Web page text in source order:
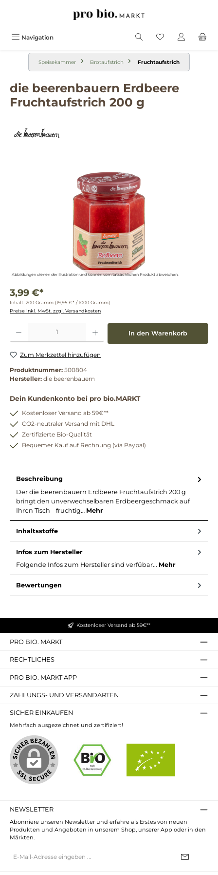
Navigation
Speisekammer Brotaufstrich Fruchtaufstrich
die beerenbauern Erdbeere
Fruchtaufstrich 200 g
Bildergalerie überspringen
Abbildungen dienen der Illustration und können vom tatsächlichen Produkt abweichen.
3,99 €*
Inhalt: 200 Gramm (19,95 €* / 1000 Gramm)
Preise inkl. MwSt. zzgl. Versandkosten
Produkt Anzahl: Gib den gewünschten Wert ein oder benutze die Schaltflächen um
In den Warenkorb
Zum Merkzettel hinzufügen
Produktnummer: 500804
Hersteller: die beerenbauern
Dein Kundenkonto bei pro bio.MARKT
Kostenloser Versand ab 59€**
CO2-neutraler Versand mit DHL
Zertifizierte Bio-Qualität
Bequemer Kauf auf Rechnung (via Paypal)
Beschreibung
Der die beerenbauern Erdbeere Fruchtaufstrich 200 g
bringt den unverwechselbaren Erdbeergeschmack auf
Ihren Tisch – fruchtig… Mehr
Inhaltsstoffe
Infos zum Hersteller
Folgende Infos zum Hersteller sind verfübar... Mehr
Bewertungen
Kostenloser Versand ab 59€**
PRO BIO. MARKT
RECHTLICHES
PRO BIO. MARKT APP
ZAHLUNGS- UND VERSANDARTEN
SICHER EINKAUFEN
Mehrfach ausgezeichnet und zertifiziert!
NEWSLETTER
Abonniere unseren Newsletter und erfahre als Erstes von neuen
Produkten und Angeboten in unserem Shop, unserer App oder in den
Märkten.
Mail-